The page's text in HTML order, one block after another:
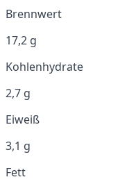
Brennwert
17,2 g
Kohlenhydrate
2,7 g
Eiweiß
3,1 g
Fett